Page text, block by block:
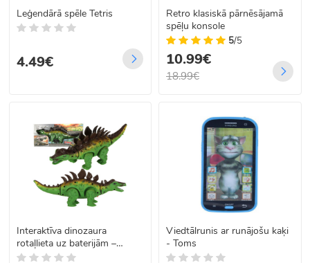
Leģendārā spēle Tetris
4.49€
Retro klasiskā pārnēsājamā
spēļu konsole
5/5
10.99€
18.99€
Interaktīva dinozaura
rotaļlieta uz baterijām –
staigā, spīd, rūc, Stegozaur,
Viedtālrunis ar runājošu kaķi
- Toms